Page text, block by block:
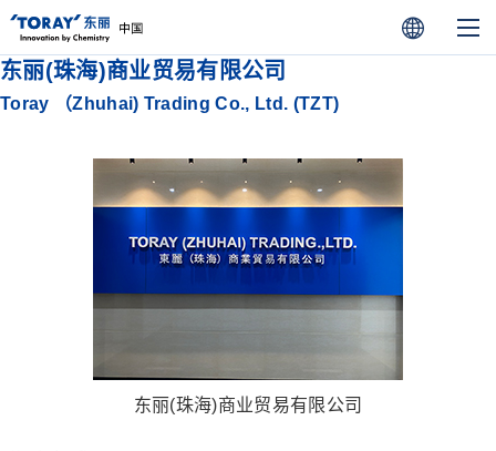
东丽(珠海)商业贸易有限公司
Toray （Zhuhai) Trading Co., Ltd. (TZT)
东丽(珠海)商业贸易有限公司